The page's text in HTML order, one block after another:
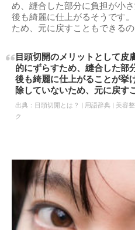
め、縫合した部分に負担が小
後も綺麗に仕上がるそうです
ため、元に戻すこともできる
目頭切開のメリットとして皮
的にずらすため、縫合した部
後も綺麗に仕上がることが挙
除していないため、元に戻す
出典： 目頭切開とは？ | 用語辞典 | 美容
ク